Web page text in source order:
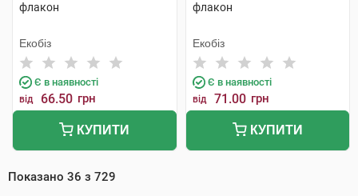
флакон
Екобіз
Є в наявності
від 66.50 грн
КУПИТИ
флакон
Екобіз
Є в наявності
від 71.00 грн
КУПИТИ
Показано 36 з 729